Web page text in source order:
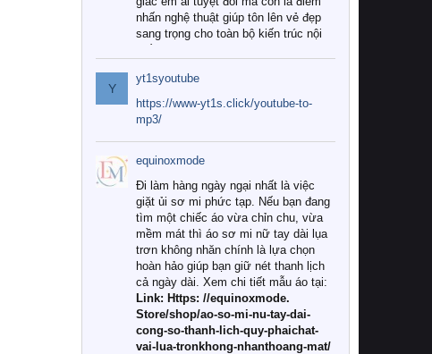
nhấn nghệ thuật giúp tôn lên vẻ đẹp
sang trọng cho toàn bộ kiến trúc nội
Tuy nhiên, giữa thị trường đa dạng
với vô vàn thương hiệu và mẫu mã
như hiện nay, làm thế nào để chọn
được những bộ chăn ga gối đệm cao
cấp thực sự chất lượng, phù hợp với
khí hậu và nhu cầu sử dụng của gia
đình? Hãy cùng chúng tôi đi tìm lời
giải đáp chi tiết qua bài viết dưới đây.
1. Tại sao các gia đình hiện đại lại ưa
chuộng chăn ga gối đệm cao cấp?
Khác với các dòng sản phẩm thông
thường, những bộ chăn ga gối đệm
cao cấp trải qua quy trình sản xuất
nghiêm ngặt từ khâu chọn lọc nguyên
liệu tự nhiên đến công nghệ dệt
Y
yt1syoutube
https://www-yt1s.click/youtube-to-
mp3/
equinoxmode
Đi làm hàng ngày ngại nhất là việc
giặt ủi sơ mi phức tạp. Nếu bạn đang
tìm một chiếc áo vừa chỉn chu, vừa
mềm mát thì áo sơ mi nữ tay dài lụa
trơn không nhăn chính là lựa chọn
hoàn hảo giúp bạn giữ nét thanh lịch
cả ngày dài. Xem chi tiết mẫu áo tại:
Link: Https: //equinoxmode.
Store/shop/ao-so-mi-nu-tay-dai-
cong-so-thanh-lich-quy-phaichat-
vai-lua-tronkhong-nhanthoang-mat/